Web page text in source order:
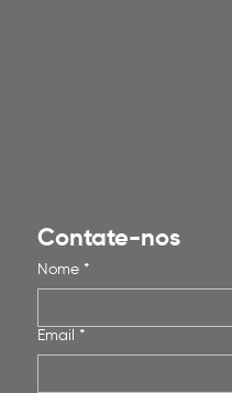
Contate-nos
Nome *
Email *